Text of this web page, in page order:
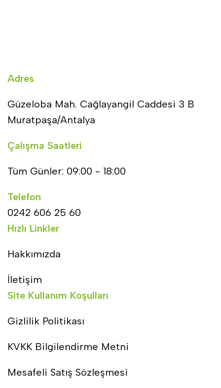
Adres
Güzeloba Mah. Cağlayangil Caddesi 3 B
Muratpaşa/Antalya
Çalışma Saatleri
Tüm Günler: 09:00 - 18:00
Telefon
0242 606 25 60
Hızlı Linkler
Hakkımızda
İletişim
Site Kullanım Koşulları
Gizlilik Politikası
KVKK Bilgilendirme Metni
Mesafeli Satış Sözleşmesi